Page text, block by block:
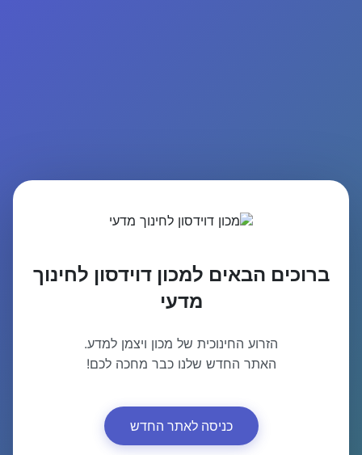
ברוכים הבאים למכון דוידסון לחינוך
מדעי
הזרוע החינוכית של מכון ויצמן למדע.
האתר החדש שלנו כבר מחכה לכם!
כניסה לאתר החדש